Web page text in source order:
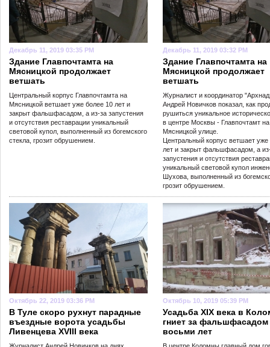
Декабрь 11, 2019 03:35 PM
Здание Главпочтамта на
Мясницкой продолжает
ветшать
Центральный корпус Главпочтамта на
Мясницкой ветшает уже более 10 лет и
закрыт фальшфасадом, а из-за запустения
и отсутствия реставрации уникальный
световой купол, выполненный из богемского
стекла, грозит обрушением.
Декабрь 11, 2019 03:32 PM
Здание Главпочтамта на
Мясницкой продолжает
ветшать
Журналист и координатор
Андрей Новичков показал, как
рушиться уникальное
в центре Москвы - Главпочтамт на
Мясницкой улице.
Центральный корпус ветшает уже
лет и закрыт фальшфасадом, а
запустения и отсутствия
уникальный световой купол
Шухова, выполненный из
грозит обрушением.
Октябрь 22, 2019 03:36 PM
В Туле скоро рухнут парадные
въездные ворота усадьбы
Ливенцева XVIII века
Октябрь 10, 2019 05:39 PM
Усадьба XIX века в
гниет за фальшфасадом
восьми лет